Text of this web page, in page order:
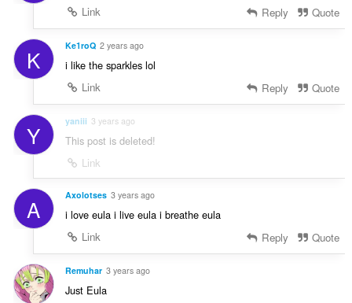
Link
Reply Quote
K Ke1roQ 2 years ago
i like the sparkles lol
Link
Reply Quote
Y yaniii 3 years ago
This post is deleted!
Link
A Axolotses 3 years ago
i love eula i live eula i breathe eula
Link
Reply Quote
Remuhar 3 years ago
Just Eula